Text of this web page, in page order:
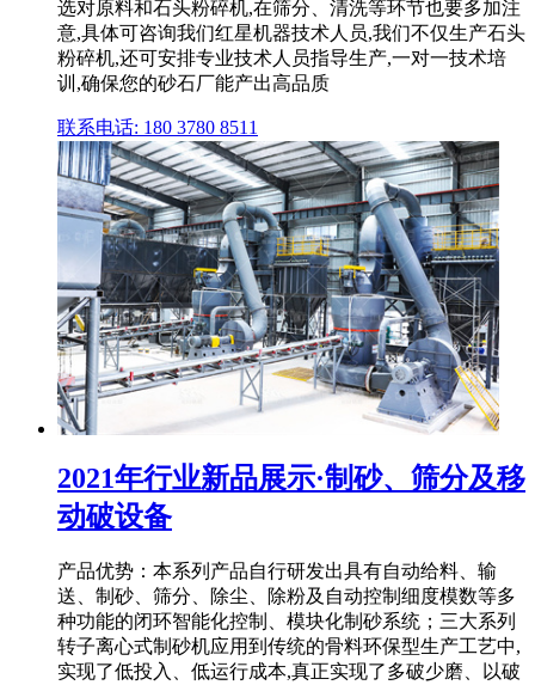
选对原料和石头粉碎机,在筛分、清洗等环节也要多加注
意,具体可咨询我们红星机器技术人员,我们不仅生产石头
粉碎机,还可安排专业技术人员指导生产,一对一技术培
训,确保您的砂石厂能产出高品质
联系电话: 180 3780 8511
2021年行业新品展示·制砂、筛分及移
动破设备
产品优势：本系列产品自行研发出具有自动给料、输
送、制砂、筛分、除尘、除粉及自动控制细度模数等多
种功能的闭环智能化控制、模块化制砂系统；三大系列
转子离心式制砂机应用到传统的骨料环保型生产工艺中,
实现了低投入、低运行成本,真正实现了多破少磨、以破